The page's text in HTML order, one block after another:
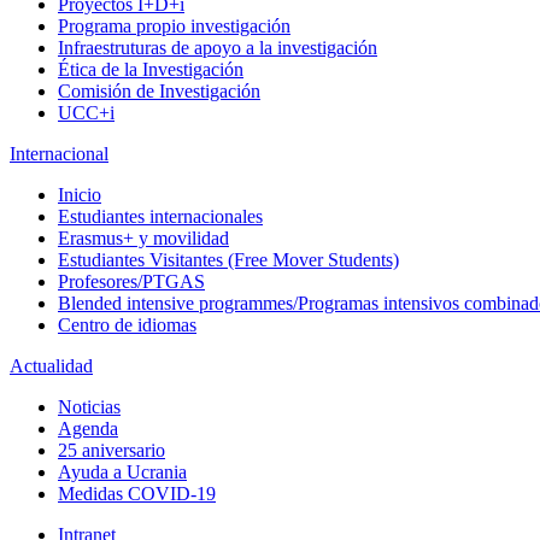
Proyectos I+D+i
Programa propio investigación
Infraestruturas de apoyo a la investigación
Ética de la Investigación
Comisión de Investigación
UCC+i
Internacional
Inicio
Estudiantes internacionales
Erasmus+ y movilidad
Estudiantes Visitantes (Free Mover Students)
Profesores/PTGAS
Blended intensive programmes/Programas intensivos
Centro de idiomas
Actualidad
Noticias
Agenda
25 aniversario
Ayuda a Ucrania
Medidas COVID-19
Intranet